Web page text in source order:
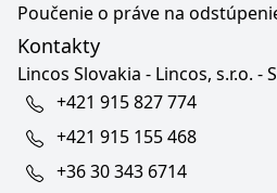
Poučenie o práve na
Kontakty
Lincos Slovakia - Lincos, s.r.o. -
+421 915 827 774
+421 915 155 468
+36 30 343 6714